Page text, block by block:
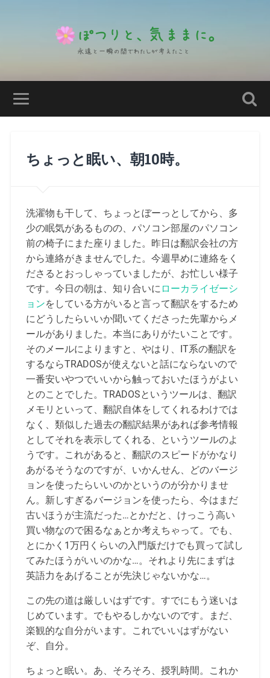
ちょっと眠い、朝10時。
洗濯物も干して、ちょっとぼーっとしてから、多
少の眠気があるものの、パソコン部屋のパソコン
前の椅子にまた座りました。昨日は翻訳会社の方
から連絡がきませんでした。今週早めに連絡をく
ださるとおっしゃっていましたが、お忙しい様子
です。今日の朝は、知り合いに ローカライゼーシ
ョンをしている方がいると言って翻訳をするため
にどうしたらいいか聞いてくださった先輩からメ
ールがありました。本当にありがたいことです。
そのメールによりますと、やはり、IT系の翻訳を
するならTRADOSが使えないと話にならないので
一番安いやつでいいから触っておいたほうがよい
とのことでした。TRADOSというツールは、翻訳
メモリといって、翻訳自体をしてくれるわけでは
なく、類似した過去の翻訳結果があれば参考情報
としてそれを表示してくれる、というツールのよ
うです。これがあると、翻訳のスピードがかなり
あがるそうなのですが、いかんせん、どのバージ
ョンを使ったらいいのかというのが分かりませ
ん。新しすぎるバージョンを使ったら、今はまだ
古いほうが主流だった…とかだと、けっこう高い
買い物なので困るなぁとか考えちゃって。でも、
とにかく1万円くらいの入門版だけでも買って試し
てみたほうがいいのかな…。それより先にまずは
英語力をあげることが先決じゃないかな…。
この先の道は厳しいはずです。すでにもう迷いは
じめています。でもやるしかないのです。まだ、
楽観的な自分がいます。これでいいはずがない
ぞ、自分。
ちょっと眠い。あ、そろそろ、授乳時間。これか